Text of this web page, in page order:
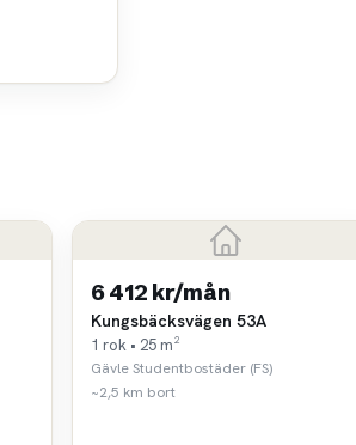
6 412 kr/mån
Kungsbäcksvägen 53A
1 rok • 25 m²
Gävle Studentbostäder (FS)
~2,5 km bort